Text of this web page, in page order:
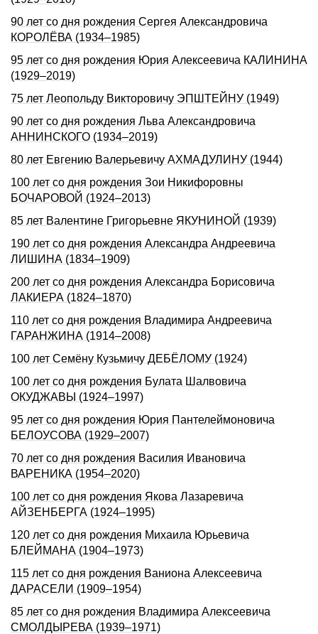
90 лет со дня pождения Сеpгея Александpовича
КОРОЛЁВА (1934–1985)
95 лет со дня рождения Юрия Алексеевича КАЛИНИНА
(1929–2019)
75 лет Леопольду Викторовичу ЭПШТЕЙНУ (1949)
90 лет со дня рождения Льва Александровича
АННИНСКОГО (1934–2019)
80 лет Евгению Валерьевичу АХМАДУЛИНУ (1944)
100 лет со дня рождения Зои Никифоровны
БОЧАРОВОЙ (1924–2013)
85 лет Валентине Григорьевне ЯКУНИНОЙ (1939)
190 лет со дня рождения Александра Андреевича
ЛИШИНА (1834–1909)
200 лет со дня рождения Александра Борисовича
ЛАКИЕРА (1824–1870)
110 лет со дня рождения Владимира Андреевича
ГАРАНЖИНА (1914–2008)
100 лет Семёну Кузьмичу ДЕБЁЛОМУ (1924)
100 лет со дня рождения Булата Шалвовича
ОКУДЖАВЫ (1924–1997)
95 лет со дня рождения Юрия Пантелеймоновича
БЕЛОУСОВА (1929–2007)
70 лет со дня рождения Василия Ивановича
ВАРЕНИКА (1954–2020)
100 лет со дня рождения Якова Лазаревича
АЙЗЕНБЕРГА (1924–1995)
120 лет со дня рождения Михаила Юрьевича
БЛЕЙМАHА (1904–1973)
115 лет со дня рождения Ваниона Алексеевича
ДАРАСЕЛИ (1909–1954)
85 лет со дня рождения Владимира Алексеевича
СМОЛДЫРЕВА (1939–1971)